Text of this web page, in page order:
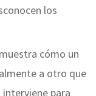
los
cómo un
a otro que
para